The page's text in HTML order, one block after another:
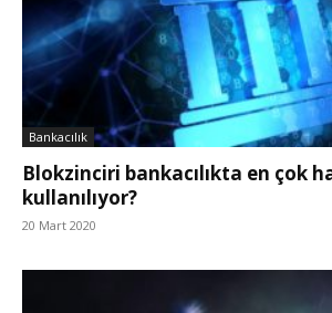
Bankacılık
Blokzinciri bankacılıkta en çok
kullanılıyor?
20 Mart 2020